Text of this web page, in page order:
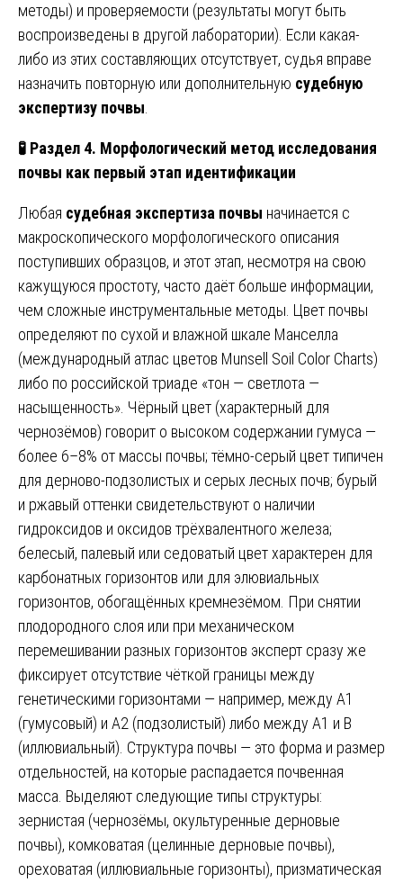
методы) и проверяемости (результаты могут быть
воспроизведены в другой лаборатории). Если какая-
либо из этих составляющих отсутствует, судья вправе
назначить повторную или дополнительную судебную
экспертизу почвы
🧪 Раздел 4. Морфологический метод исследования
почвы как первый этап идентификации
Любая судебная экспертиза почвы начинается с
макроскопического морфологического описания
поступивших образцов, и этот этап, несмотря на свою
кажущуюся простоту, часто даёт больше информации,
чем сложные инструментальные методы. Цвет почвы
определяют по сухой и влажной шкале Манселла
(международный атлас цветов Munsell Soil Color Charts)
либо по российской триаде «тон — светлота —
насыщенность». Чёрный цвет (характерный для
чернозёмов) говорит о высоком содержании гумуса —
более 6–8% от массы почвы; тёмно-серый цвет типичен
для дерново-подзолистых и серых лесных почв; бурый
и ржавый оттенки свидетельствуют о наличии
гидроксидов и оксидов трёхвалентного железа;
белесый, палевый или седоватый цвет характерен для
карбонатных горизонтов или для элювиальных
горизонтов, обогащённых кремнезёмом. При снятии
плодородного слоя или при механическом
перемешивании разных горизонтов эксперт сразу же
фиксирует отсутствие чёткой границы между
генетическими горизонтами — например, между А1
(гумусовый) и А2 (подзолистый) либо между А1 и В
(иллювиальный). Структура почвы — это форма и размер
отдельностей, на которые распадается почвенная
масса. Выделяют следующие типы структуры:
зернистая (чернозёмы, окультуренные дерновые
почвы), комковатая (целинные дерновые почвы),
ореховатая (иллювиальные горизонты), призматическая